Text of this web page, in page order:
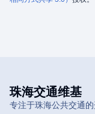
珠海交通维基
专注于珠海公共交通